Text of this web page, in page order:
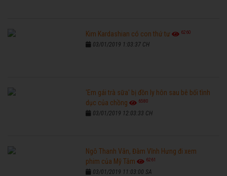
Kim Kardashian có con thứ tư 6260
03/01/2019 1:03:37 CH
'Em gái trà sữa' bị đồn ly hôn sau bê bối tình
dục của chồng
6580
03/01/2019 12:03:33 CH
Ngô Thanh Vân, Đàm Vĩnh Hưng đi xem
phim của Mỹ Tâm
6261
03/01/2019 11:03:00 SA